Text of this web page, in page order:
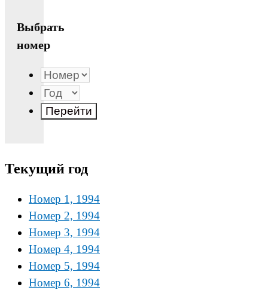
Выбрать
номер
Текущий год
Номер 1, 1994
Номер 2, 1994
Номер 3, 1994
Номер 4, 1994
Номер 5, 1994
Номер 6, 1994